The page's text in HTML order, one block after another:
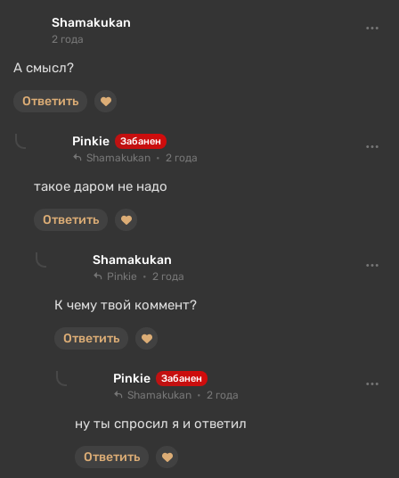
Shamakukan
2 года
А смысл?
Ответить
Pinkie Забанен
Shamakukan 2 года
такое даром не надо
Ответить
Shamakukan
Pinkie 2 года
К чему твой коммент?
Ответить
Pinkie Забанен
Shamakukan 2 года
ну ты спросил я и ответил
Ответить